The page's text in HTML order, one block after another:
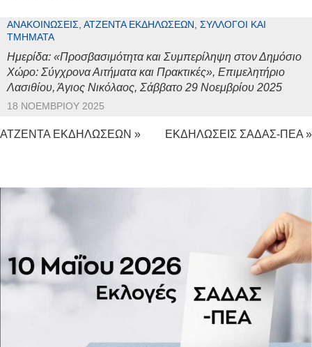
ΑΝΑΚΟΙΝΏΣΕΙΣ, ΑΤΖΈΝΤΑ ΕΚΔΗΛΏΣΕΩΝ, ΣΎΛΛΟΓΟΙ ΚΑΙ
ΤΜΉΜΑΤΑ
Ημερίδα: «Προσβασιμότητα και Συμπερίληψη στον Δημόσιο
Χώρο: Σύγχρονα Αιτήματα και Πρακτικές», Επιμελητήριο
Λασιθίου, Άγιος Νικόλαος, Σάββατο 29 Νοεμβρίου 2025
18 ΝΟΕΜΒΡΊΟΥ 2025
ΑΤΖΕΝΤΑ ΕΚΔΗΛΩΣΕΩΝ » ΕΚΔΗΛΩΣΕΙΣ ΣΑΔΑΣ-ΠΕΑ »